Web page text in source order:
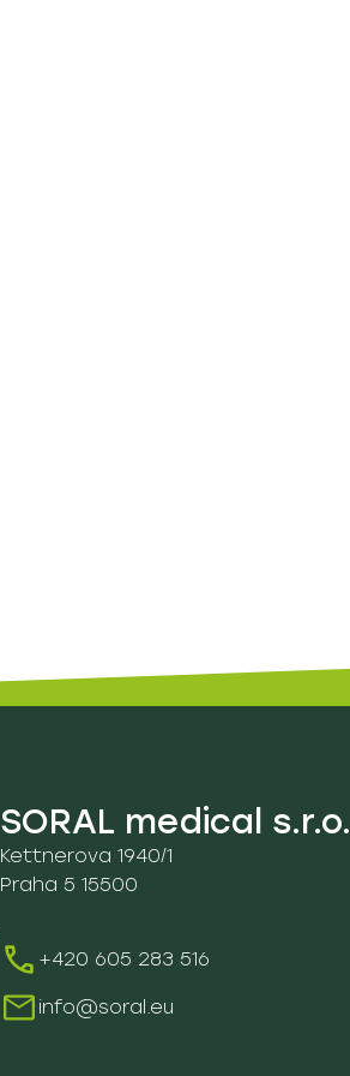
SORAL medical s.r.o.
Kettnerova 1940/1
Praha 5 15500
+420 605 283 516
info@soral.eu